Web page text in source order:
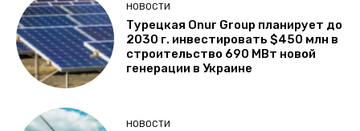
НОВОСТИ
Турецкая Onur Group планирует до
2030 г. инвестировать $450 млн в
строительство 690 МВт новой
генерации в Украине
НОВОСТИ